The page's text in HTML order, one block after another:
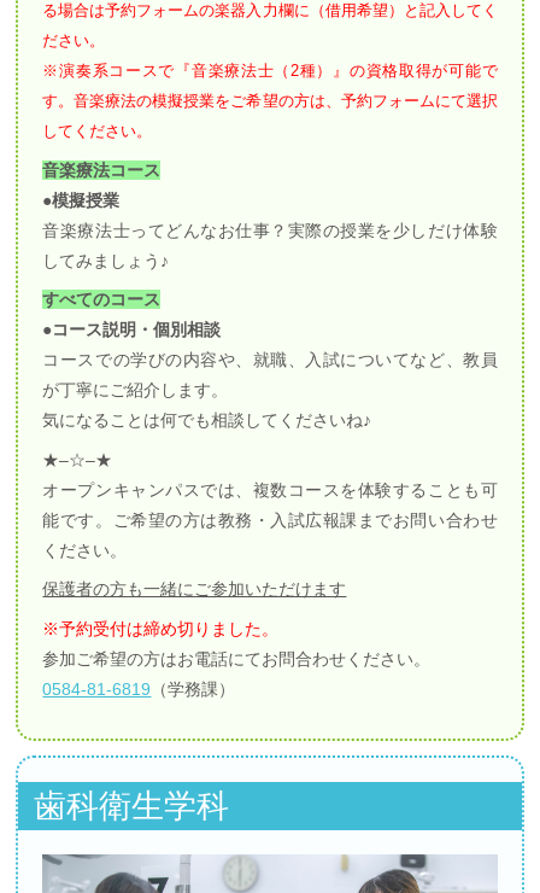
る場合は予約フォームの楽器入力欄に（借用希望）と記入してく
ださい。
※演奏系コースで『音楽療法士（2種）』の資格取得が可能で
す。音楽療法の模擬授業をご希望の方は、予約フォームにて選択
してください。
音楽療法コース
●模擬授業
音楽療法士ってどんなお仕事？実際の授業を少しだけ体験
してみましょう♪
すべてのコース
●コース説明・個別相談
コースでの学びの内容や、就職、入試についてなど、教員
が丁寧にご紹介します。
気になることは何でも相談してくださいね♪
★–☆–★
オープンキャンパスでは、複数コースを体験することも可
能です。ご希望の方は教務・入試広報課までお問い合わせ
ください。
保護者の方も一緒にご参加いただけます
※予約受付は締め切りました。
参加ご希望の方はお電話にてお問合わせください。
0584-81-6819 （学務課）
歯科衛生学科